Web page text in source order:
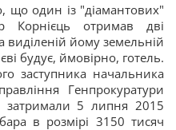
що один із "діамантових"
Корнієць отримав дві
виділеній йому земельній
будує, ймовірно, готель.
заступника начальника
Генпрокуратури
затримали 5 липня 2015
в розмірі 3150 тисяч